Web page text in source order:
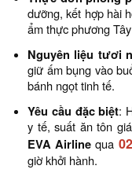
dưỡng, kết hợp hài
ẩm thực phương
Nguyên liệu tươi
giữ ấm bụng vào
bánh ngọt tinh tế.
Yêu cầu đặc biệt:
y tế, suất ăn tôn
EVA Airline qua
giờ khởi hành.